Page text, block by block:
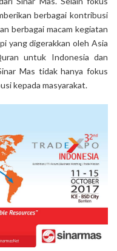
berbagai kontribusi
berbagai macam kegiatan
yang digerakkan oleh Asia
untuk Indonesia dan
Mas tidak hanya fokus
kepada masyarakat.